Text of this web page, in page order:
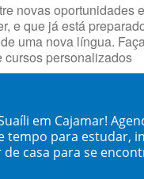
novas
e que já está
uma nova língua.
cursos personalizados
em Cajamar!
tempo para estudar,
casa para se